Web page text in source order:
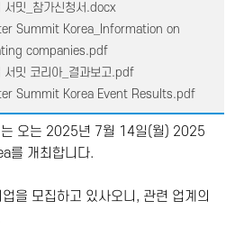
밋_참가신청서.docx
Summit Korea_Information on
companies.pdf
밋 코리아_결과보고.pdf
Summit Korea Event Results.pdf
는 오는 2025년 7월 14일(월) 2025
를 개최합니다.
을 모집하고 있사오니, 관련 업계의